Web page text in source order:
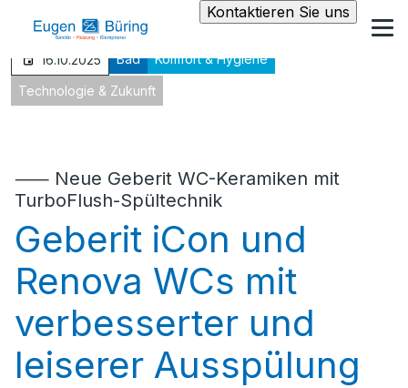
Kontaktieren Sie uns
16.10.2025 Bad Komfort & Hygiene
Technologie & Zukunft
⸺ Neue Geberit WC-Keramiken mit
TurboFlush-Spültechnik
Geberit iCon und
Renova WCs mit
verbesserter und
leiserer Ausspülung